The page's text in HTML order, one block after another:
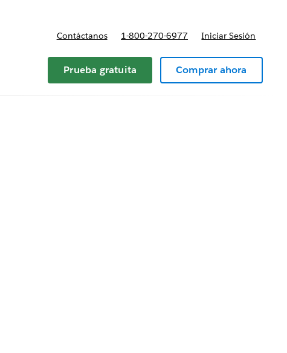
Contáctanos 1-800-270-6977 Iniciar Sesión
Prueba gratuita Comprar ahora